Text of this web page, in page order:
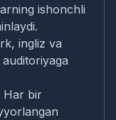
ishonchli
ingliz va
Har bir